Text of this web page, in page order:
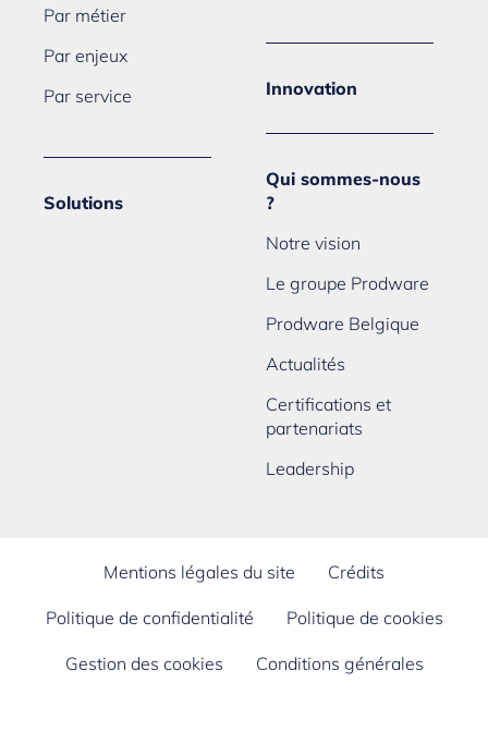
Par métier
Par enjeux
Par service
Solutions
Innovation
Qui sommes-nous
?
Notre vision
Le groupe Prodware
Prodware Belgique
Actualités
Certifications et
partenariats
Leadership
Mentions légales du site Crédits
Politique de confidentialité Politique de cookies
Gestion des cookies Conditions générales